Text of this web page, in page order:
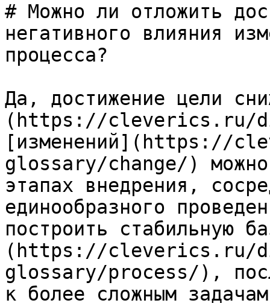
# Можно ли отложить
негативного влияния
процесса?
Да, достижение цели
(https://cleverics.ru/
[изменений](https://
glossary/change/) можно
этапах внедрения,
единообразного
построить стабильную
(https://cleverics.ru/
glossary/process/),
к более сложным